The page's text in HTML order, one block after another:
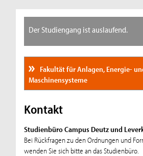
Der Studiengang ist auslaufend.
Fakultät für Anlagen, Energie-
Maschinensysteme
Kontakt
Studienbüro Campus Deutz und
Bei Rückfragen zu den Ordnungen und
wenden Sie sich bitte an das Studienbüro.